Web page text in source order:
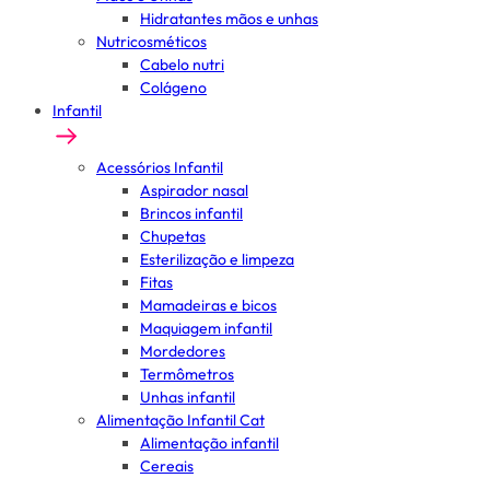
Hidratantes mãos e unhas
Nutricosméticos
Cabelo nutri
Colágeno
Infantil
Acessórios Infantil
Aspirador nasal
Brincos infantil
Chupetas
Esterilização e limpeza
Fitas
Mamadeiras e bicos
Maquiagem infantil
Mordedores
Termômetros
Unhas infantil
Alimentação Infantil Cat
Alimentação infantil
Cereais